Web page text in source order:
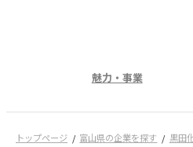
魅力・事業
トップページ 富山県の企業を探す 黒田